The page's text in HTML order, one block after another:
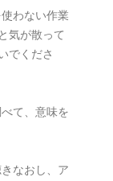
わない作業
気が散って
でくださ
て、意味を
なおし、ア